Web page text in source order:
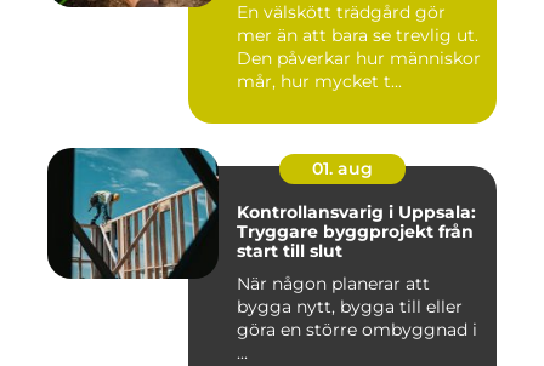
En välskött trädgård gör
mer än att bara se trevlig ut.
Den påverkar hur människor
mår, hur mycket t...
01. aug
Kontrollansvarig i Uppsala:
Tryggare byggprojekt från
start till slut
När någon planerar att
bygga nytt, bygga till eller
göra en större ombyggnad i
...